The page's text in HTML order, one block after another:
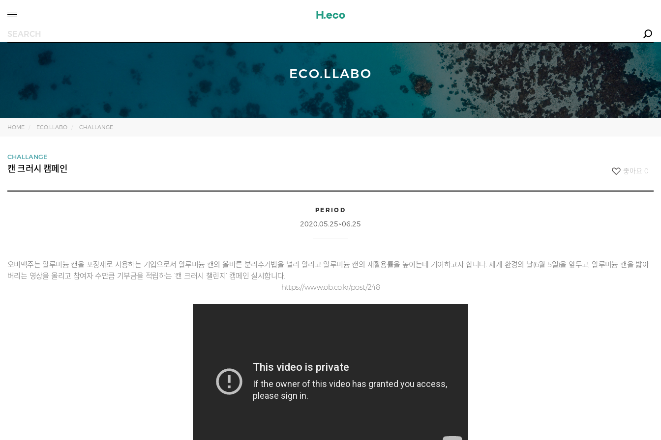
ECO.LLABO
HOME ECO.LLABO CHALLANGE
CHALLANGE
캔 크러시 캠페인 좋아요 0
PERIOD
2020.05.25~06.25
오비맥주는 알루미늄 캔을 포장재로 사용하는 기업으로서 알루미늄 캔의 올바른 분리수거법을 널리 알리고 알루미늄 캔의 재활용률을 높이는데 기여하고자 합니다. 세계 환경의 날(6월 5일)을 앞두고, 알루미늄 캔을 밟아
버리는 영상을 올리고 참여자 수만큼 기부금을 적립하는 ‘캔 크러시 챌린지’ 캠페인 실시합니다.
https://www.ob.co.kr/post/248